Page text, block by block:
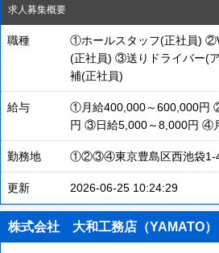
求人募集概要
職種
①ホールスタッフ(正社員)
(正社員) ③送りドライバー(
補(正社員)
給与
①月給400,000～600,000円
円 ③日給5,000～8,000円 ④
勤務地 ①②③④東京豊島区西池袋1-
更新 2026-06-25 10:24:29
株式会社 大和工務店（YAMATO）